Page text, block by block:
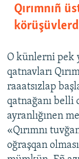
Qırımnıñ
O künlerni pek
qatnavları
raaatsızlap
qatnağanı belli
ayranlığınen
«Qırımnı
oğraşqan